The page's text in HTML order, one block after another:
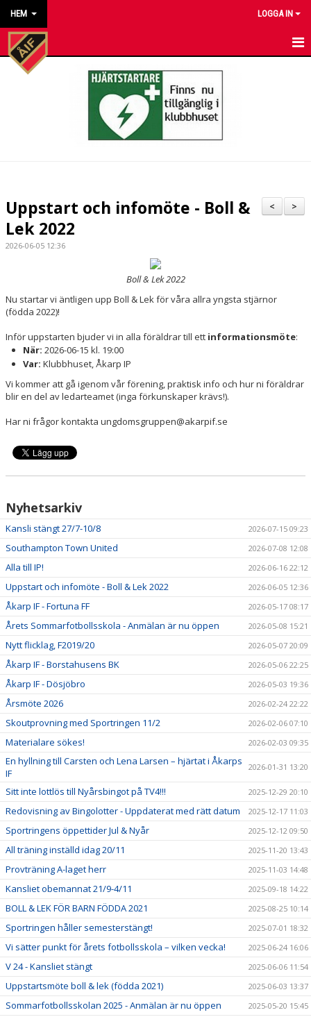
HEM LOGGA IN
HEM
KONTAKT ÅKARP IF
OM FÖRENINGEN
BESTÄLL VÅRA KLUBBKLÄDER
>
<
Uppstart och infomöte - Boll &
Lek 2022
2026-06-05 12:36
Boll & Lek 2022
Nu startar vi äntligen upp Boll & Lek för våra allra yngsta stjärnor
(födda 2022)!
Inför uppstarten bjuder vi in alla föräldrar till ett informationsmöte:
När: 2026-06-15 kl. 19:00
Var: Klubbhuset, Åkarp IP
Vi kommer att gå igenom vår förening, praktisk info och hur ni föräldrar
blir en del av ledarteamet (inga förkunskaper krävs!).
Har ni frågor kontakta ungdomsgruppen@akarpif.se
Nyhetsarkiv
Kansli stängt 27/7-10/8 2026-07-15 09:23
Southampton Town United 2026-07-08 12:08
Alla till IP! 2026-06-16 22:12
Uppstart och infomöte - Boll & Lek 2022 2026-06-05 12:36
Åkarp IF - Fortuna FF 2026-05-17 08:17
Årets Sommarfotbollsskola - Anmälan är nu öppen 2026-05-08 15:21
Nytt flicklag, F2019/20 2026-05-07 20:09
Åkarp IF - Borstahusens BK 2026-05-06 22:25
Åkarp IF - Dösjöbro 2026-05-03 19:36
Årsmöte 2026 2026-02-24 22:22
Skoutprovning med Sportringen 11/2 2026-02-06 07:10
Materialare sökes! 2026-02-03 09:35
En hyllning till Carsten och Lena Larsen – hjärtat i Åkarps
IF
2026-01-31 13:20
Sitt inte lottlös till Nyårsbingot på TV4!!! 2025-12-29 20:10
Redovisning av Bingolotter - Uppdaterat med rätt datum 2025-12-17 11:03
Sportringens öppettider Jul & Nyår 2025-12-12 09:50
All träning inställd idag 20/11 2025-11-20 13:43
Provträning A-laget herr 2025-11-03 14:48
Kansliet obemannat 21/9-4/11 2025-09-18 14:22
BOLL & LEK FÖR BARN FÖDDA 2021 2025-08-25 10:14
Sportringen håller semesterstängt! 2025-07-01 18:32
Vi sätter punkt för årets fotbollsskola – vilken vecka! 2025-06-24 16:06
V 24 - Kansliet stängt 2025-06-06 11:54
Uppstartsmöte boll & lek (födda 2021) 2025-06-03 13:37
Sommarfotbollsskolan 2025 - Anmälan är nu öppen 2025-05-20 15:45